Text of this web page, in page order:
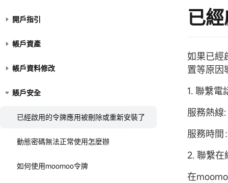
開戶指引
帳戶資產
帳戶資料修改
賬戶安全
已經啟用的令牌應用被刪除或重新安裝了
動態密碼無法正常使用怎麼辦
如何使用moomoo令牌
已
如果已經
置等原因
1. 聯繫電
服務熱
服務時間
2. 聯繫在
在